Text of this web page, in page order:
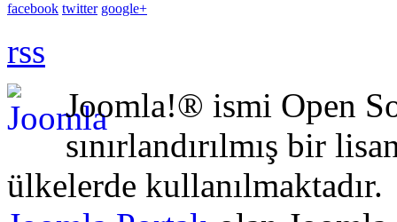
facebook twitter google+
rss
Joomla!® ismi Open
sınırlandırılmış bir
ülkelerde kullanılmaktadır.